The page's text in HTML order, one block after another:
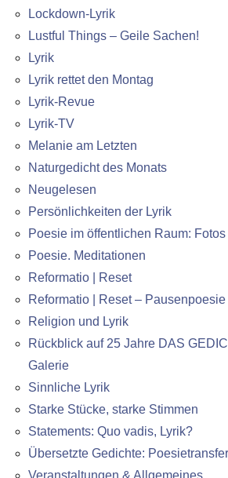
Lockdown-Lyrik
Lustful Things – Geile Sachen!
Lyrik
Lyrik rettet den Montag
Lyrik-Revue
Lyrik-TV
Melanie am Letzten
Naturgedicht des Monats
Neugelesen
Persönlichkeiten der Lyrik
Poesie im öffentlichen Raum: Fotos
Poesie. Meditationen
Reformatio | Reset
Reformatio | Reset –
Religion und Lyrik
Rückblick auf 25 Jahre DAS
Galerie
Sinnliche Lyrik
Starke Stücke, starke Stimmen
Statements: Quo vadis, Lyrik?
Übersetzte Gedichte: Poesietransfer